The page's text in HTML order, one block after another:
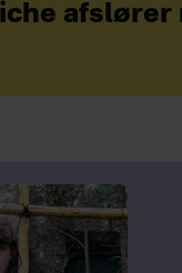
afslører